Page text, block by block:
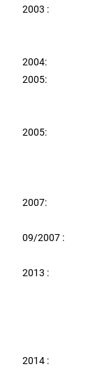
2003 :
2004:
2005:
2005:
2007:
09/2007 :
2013 :
2014 :